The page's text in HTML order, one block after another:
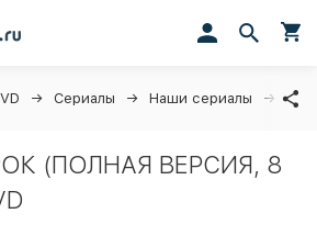
Сериалы Наши сериалы
(ПОЛНАЯ ВЕРСИЯ, 8